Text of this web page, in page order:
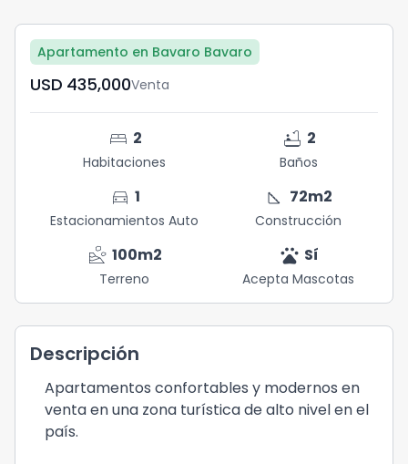
Apartamento en Bavaro Bavaro
USD	435,000Venta
bed 2
Habitaciones
bathtub 2
Baños
directions_car 1
Estacionamientos Auto
square_foot 72m2
Construcción
landslide 100m2
Terreno
pets Sí
Acepta Mascotas
Descripción
Apartamentos confortables y modernos en
venta en una zona turística de alto nivel en el
país.